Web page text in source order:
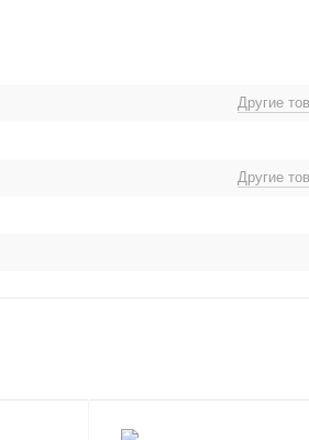
Другие
Другие